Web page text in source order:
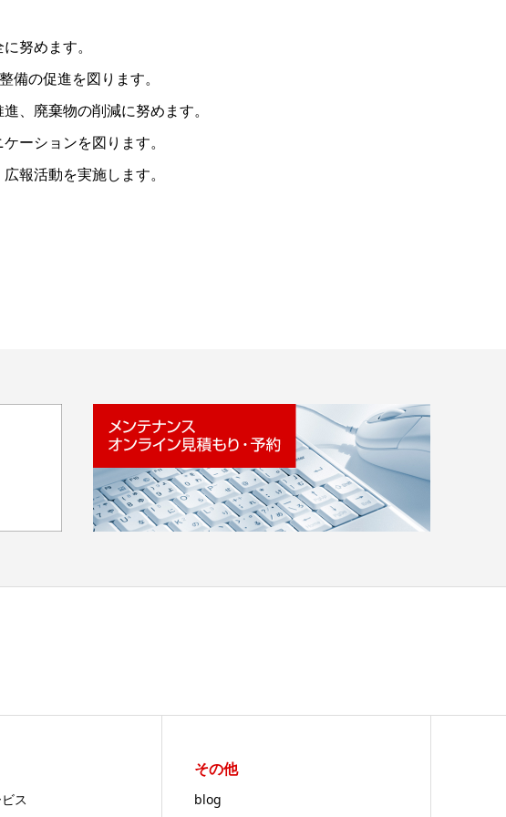
努めます。
備の促進を図ります。
、廃棄物の削減に努めます。
ーションを図ります。
報活動を実施します。
ス
その他
blog